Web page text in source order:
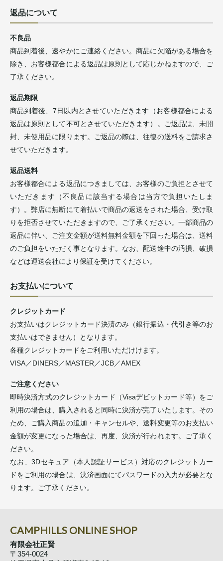
返品について
不良品
商品到着後、速やかにご連絡ください。商品に欠陥がある場合を
除き、お客様都合による返品は原則として応じかねますので、ご
了承ください。
返品期限
商品到着後、7日以内とさせていただきます（お客様都合による
返品は原則として不可とさせていただきます）。ご返品は、未開
封、未使用品に限ります。ご返品の際は、往復の送料をご請求さ
せていただきます。
返品送料
お客様都合による返品につきましては、お客様のご負担とさせて
いただきます（不良品に該当する場合は当方で負担いたしま
す）。弊店に無断にて着払いで商品の返送をされた場合、受け取
りを拒否させていただきますので、ご了承ください。一部商品の
返品に伴い、ご注文金額が送料無料金額を下回った場合は、送料
のご負担をいただく事となります。なお、配送途中の汚損、破損
などは運送会社により保証を受けてください。
お支払いについて
クレジットカード
お支払いはクレジットカード決済のみ（銀行振込・代引き等のお
支払いはできません）となります。
各種クレジットカードをご利用いただけけます。
VISA／DINERS／MASTER／JCB／AMEX
ご注意ください
即時決済方式のクレジットカード（Visaデビットカード等）をご
利用の場合は、購入されると同時に決済が完了いたします。その
ため、ご購入商品の追加・キャンセルや、送料変更等のお支払い
金額が変更になった場合は、再度、決済が行われます。ご了承く
ださい。
なお、3Dセキュア（本人認証サービス）対応のクレジットカー
ドをご利用の場合は、決済画面にてパスワードの入力が必要とな
ります。ご了承ください。
CAMPHILLS ONLINE SHOP
有限会社正賢
〒354-0024